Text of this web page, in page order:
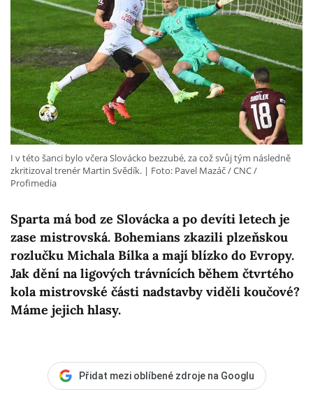
Sparta má bod ze Slovácka a po devíti letech je
zase mistrovská. Bohemians zkazili plzeňskou
rozlučku Michala Bílka a mají blízko do Evropy.
Jak dění na ligových trávnících během čtvrtého
kola mistrovské části nadstavby viděli koučové?
Máme jejich hlasy.
I v této šanci bylo včera Slovácko bezzubé, za což svůj tým následně
zkritizoval trenér Martin Svědík.
Foto: Pavel Mazáč / CNC /
Profimedia
Přidat mezi oblíbené zdroje na Googlu